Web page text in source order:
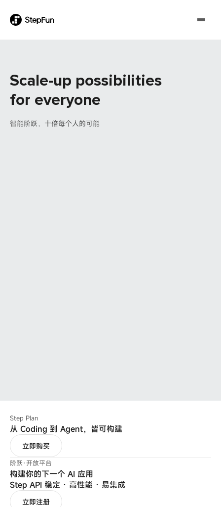
Scale-up possibilities
for everyone
智能阶跃，十倍每个人的可能
Step Plan
从 Coding 到 Agent，皆可构建
立即购买
阶跃·开放平台
构建你的下一个 AI 应用
Step API 稳定 · 高性能 · 易集成
立即注册